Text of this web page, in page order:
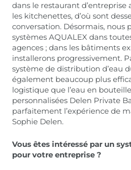
dans le restaurant d’entreprise
les kitchenettes, d’où sont
conversation. Désormais, nous
systèmes AQUALEX dans
agences ; dans les bâtiments
installerons progressivement.
système de distribution d’eau
également beaucoup plus
logistique que l’eau en
personnalisées Delen Private
parfaitement l’expérience de
Sophie Delen.
Vous êtes intéressé par un
pour votre entreprise ?